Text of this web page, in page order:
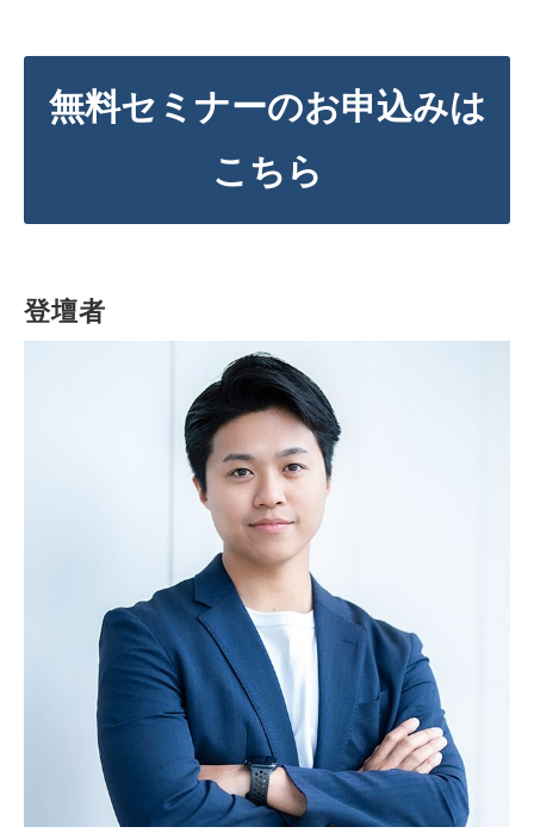
無料セミナーのお申込みは
こちら
登壇者